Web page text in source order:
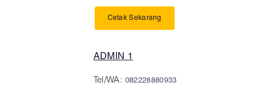
Cetak Sekarang
ADMIN 1
Tel/WA: 082228880933